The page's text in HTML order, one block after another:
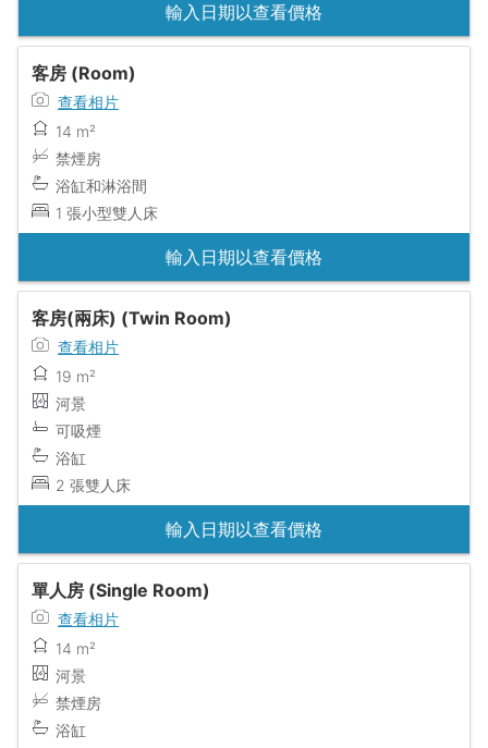
輸入日期以查看價格
客房 (Room)
查看相片
14 m²
禁煙房
浴缸和淋浴間
1 張小型雙人床
輸入日期以查看價格
客房(兩床) (Twin Room)
查看相片
19 m²
河景
可吸煙
浴缸
2 張雙人床
輸入日期以查看價格
單人房 (Single Room)
查看相片
14 m²
河景
禁煙房
浴缸